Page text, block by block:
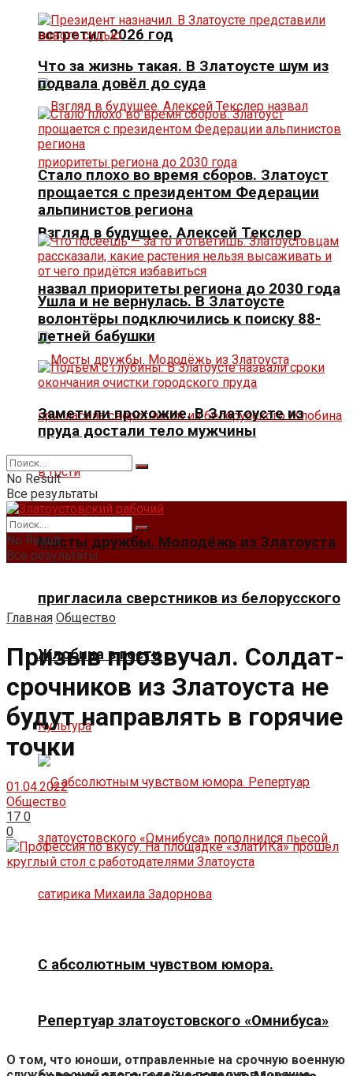
встретит 2026 год
Взгляд в будущее. Алексей Текслер
назвал приоритеты региона до 2030 года
Мосты дружбы. Молодёжь из Златоуста
пригласила сверстников из белорусского
Жлобина в гости
Культура
С абсолютным чувством юмора.
Репертуар златоустовского «Омнибуса»
Что за жизнь такая. В Златоусте шум из
подвала довёл до суда
Стало плохо во время сборов. Златоуст
прощается с президентом Федерации
альпинистов региона
Ушла и не вернулась. В Златоусте
волонтёры подключились к поиску 88-
летней бабушки
Заметили прохожие. В Златоусте из
пруда достали тело мужчины
No Result
Все результаты
No Result
Все результаты
Главная Общество
Призыв прозвучал. Солдат-
срочников из Златоуста не
будут направлять в горячие
точки
01.04.2022
Общество
17 0
0
О том, что юноши, отправленные на срочную военную